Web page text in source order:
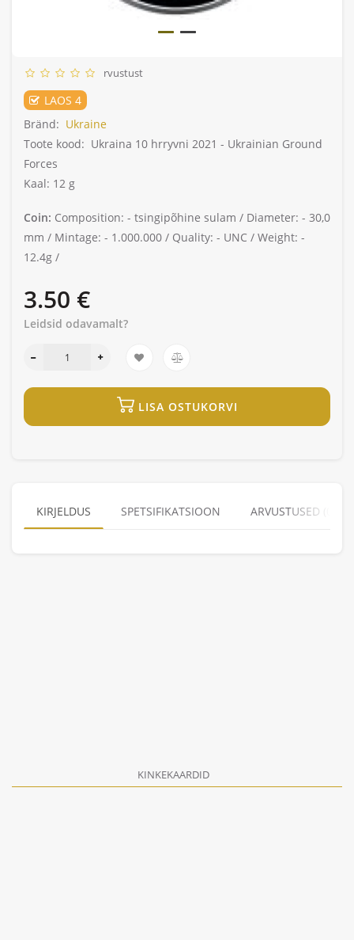
rvustust
LAOS 4
Bränd: Ukraine
Toote kood: Ukraina 10 hrryvni 2021 - Ukrainian Ground
Forces
Kaal: 12 g
Coin: Composition: - tsingipõhine sulam / Diameter: - 30,0
mm / Mintage: - 1.000.000 / Quality: - UNC / Weight: -
12.4g /
3.50 €
Leidsid odavamalt?
LISA OSTUKORVI
KIRJELDUS SPETSIFIKATSIOON ARVUSTUSED (0)
KINKEKAARDID